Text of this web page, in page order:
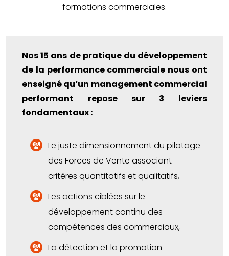
formations commerciales.
Nos 15 ans de pratique du développement
de la performance commerciale nous ont
enseigné qu’un management commercial
performant repose sur 3 leviers
fondamentaux :
Le juste dimensionnement du pilotage
des Forces de Vente associant
critères quantitatifs et qualitatifs,
Les actions ciblées sur le
développement continu des
compétences des commerciaux,
La détection et la promotion